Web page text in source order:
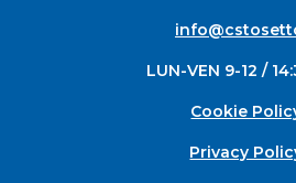
LUN-VEN 9-12 /
Cookie
Privacy